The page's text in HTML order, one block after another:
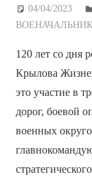
04/04/2023
120 лет со дня
Крылова
это участие в
дорог, боевой
военных